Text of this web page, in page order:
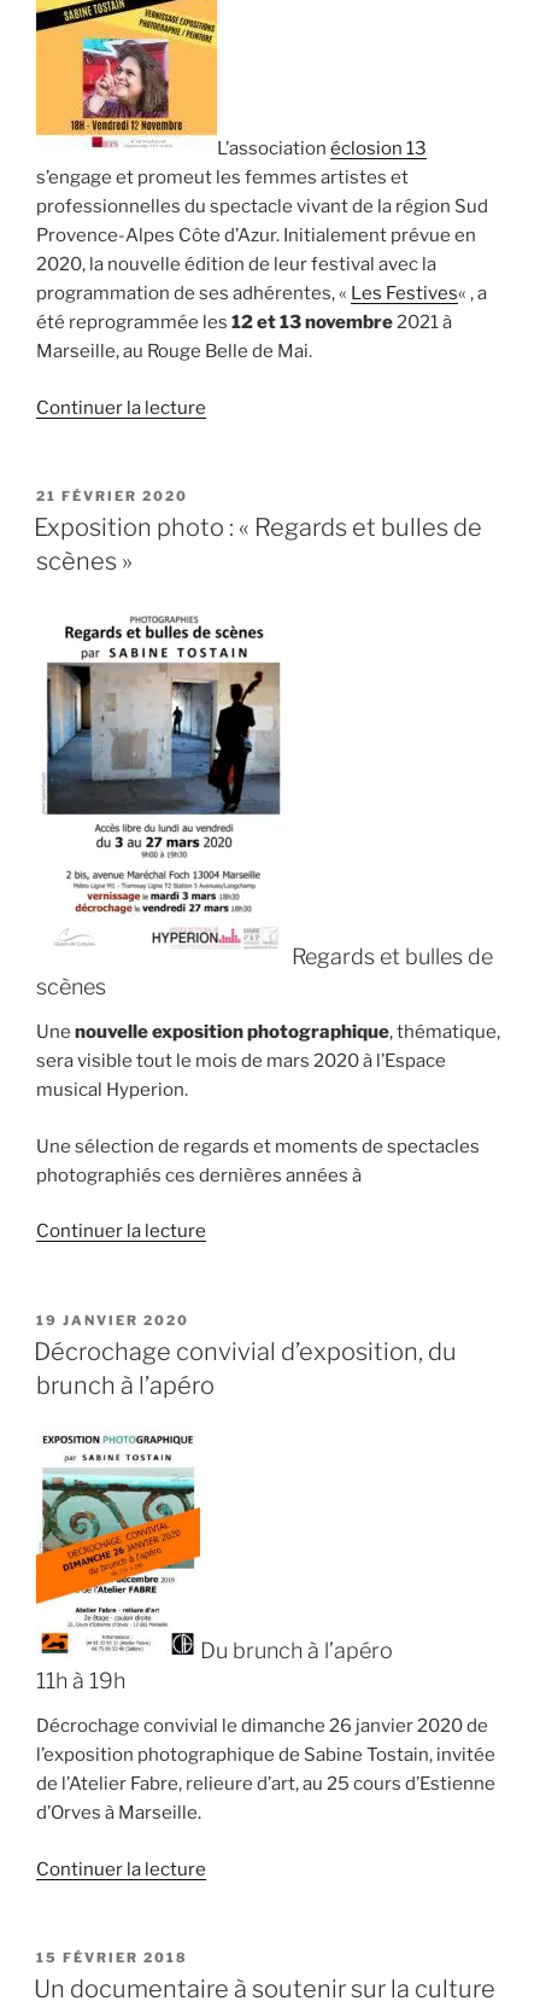
L’association éclosion 13
s’engage et promeut les femmes artistes et
professionnelles du spectacle vivant de la région Sud
Provence-Alpes Côte d’Azur. Initialement prévue en
2020, la nouvelle édition de leur festival avec la
programmation de ses adhérentes, « Les Festives« , a
été reprogrammée les 12 et 13 novembre2021 à
Marseille, au Rouge Belle de Mai.
Continuer la lecture
13 »
PUBLIÉ
LE
21 FÉVRIER 2020
Exposition photo : « Regards et bulles de
scènes »
Regards et bulles de
scènes
Une nouvelle exposition photographique, thématique,
sera visible tout le mois de mars 2020 à l’Espace
musical Hyperion.
Une sélection de regards et moments de spectacles
photographiés ces dernières années à
Continuer la lecture
« Regards
PUBLIÉ
LE
19 JANVIER 2020
Décrochage convivial d’exposition, du
brunch à l’apéro
Du brunch à l’apéro
11h à 19h
Décrochage convivial le dimanche 26 janvier 2020 de
l’exposition photographique de Sabine Tostain, invitée
de l’Atelier Fabre, relieure d’art, au 25 cours d’Estienne
d’Orves à Marseille.
Continuer la lecture
du
PUBLIÉ
LE
15 FÉVRIER 2018
Un documentaire à soutenir sur la culture